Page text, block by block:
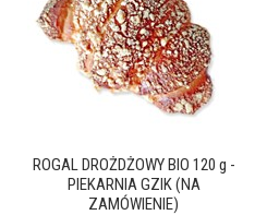
ROGAL DROŻDŻOWY BIO 120 g -
PIEKARNIA GZIK (NA
ZAMÓWIENIE)